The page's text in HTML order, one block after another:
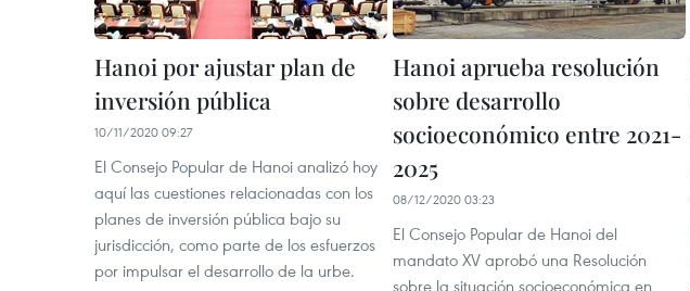
Hanoi por ajustar plan de
inversión pública
10/11/2020 09:27
El Consejo Popular de Hanoi analizó hoy
aquí las cuestiones relacionadas con los
planes de inversión pública bajo su
jurisdicción, como parte de los esfuerzos
por impulsar el desarrollo de la urbe.
Hanoi aprueba resolución
sobre desarrollo
socioeconómico entre 2021-
2025
08/12/2020 03:23
El Consejo Popular de Hanoi del
mandato XV aprobó una Resolución
sobre la situación socioeconómica en